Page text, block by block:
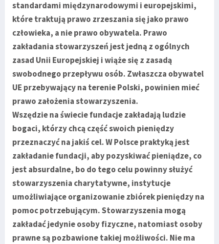
standardami międzynarodowymi i europejskimi,
które traktują prawo zrzeszania się jako prawo
człowieka, a nie prawo obywatela. Prawo
zakładania stowarzyszeń jest jedną z ogólnych
zasad Unii Europejskiej i wiąże się z zasadą
swobodnego przepływu osób. Zwłaszcza obywatel
UE przebywający na terenie Polski, powinien mieć
prawo założenia stowarzyszenia.
Wszędzie na świecie fundacje zakładają ludzie
bogaci, którzy chcą część swoich pieniędzy
przeznaczyć na jakiś cel. W Polsce praktyką jest
zakładanie fundacji, aby pozyskiwać pieniądze, co
jest absurdalne, bo do tego celu powinny służyć
stowarzyszenia charytatywne, instytucje
umożliwiające organizowanie zbiórek pieniędzy na
pomoc potrzebującym. Stowarzyszenia mogą
zakładać jedynie osoby fizyczne, natomiast osoby
prawne są pozbawione takiej możliwości. Nie ma